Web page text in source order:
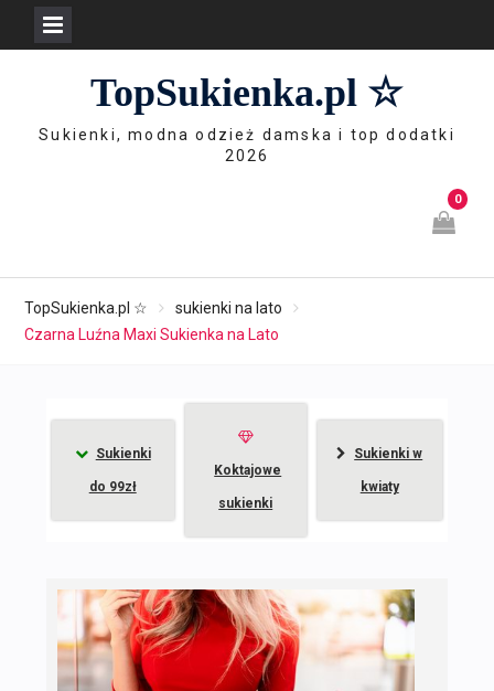
TopSukienka.pl ☆
Sukienki, modna odzież damska i top dodatki
2026
0
TopSukienka.pl ☆
sukienki na lato
Czarna Luźna Maxi Sukienka na Lato
Sukienki
do 99zł
Koktajowe
sukienki
Sukienki w
kwiaty